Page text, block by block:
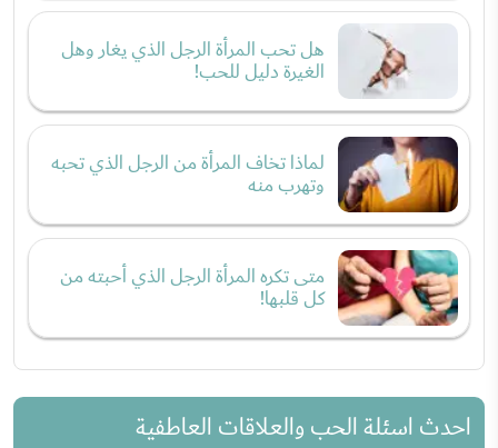
هل تحب المرأة الرجل الذي يغار وهل
الغيرة دليل للحب!
لماذا تخاف المرأة من الرجل الذي تحبه
وتهرب منه
متى تكره المرأة الرجل الذي أحبته من
كل قلبها!
احدث اسئلة الحب والعلاقات العاطفية